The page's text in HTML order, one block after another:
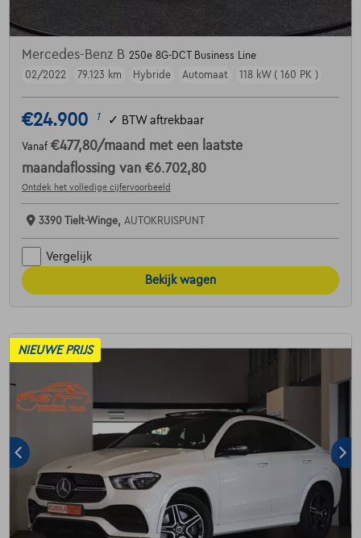
Mercedes-Benz B 250e 8G-DCT Business Line
02/2022
79.123 km Hybride Automaat 118 kW ( 160 PK )
€24.900 1 ✓ BTW aftrekbaar
Vanaf €477,80/maand met een laatste
maandaflossing van €6.702,80
Ontdek het volledige cijfervoorbeeld
3390 Tielt-Winge, AUTOKRUISPUNT
Vergelijk
Bekijk wagen
NIEUWE PRIJS